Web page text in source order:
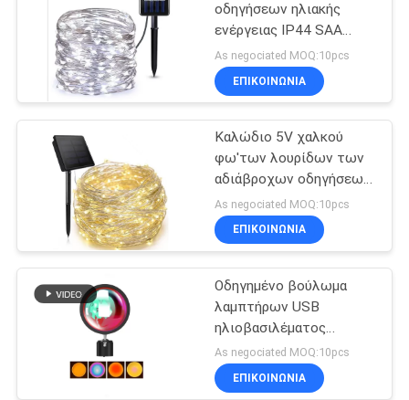
Φω'τα των
βιομηχανικών
υψηλών
οδηγήσεων κόλπων
UVC
αποστειρώνοντας
λαμπτήρας
οδηγήσεων ηλιακής
ενέργειας IP44 SAA
διαστημικά υπαίθρια
οδηγημένα φω'τα
λουρίδων
As negociated MOQ:10pcs
ΕΠΙΚΟΙΝΩΝΙΑ
Καλώδιο 5V χαλκού
φω'των λουρίδων των
αδιάβροχων οδηγήσεων
SAA IP44 για τη
διακόσμηση κήπων
As negociated MOQ:10pcs
ΕΠΙΚΟΙΝΩΝΙΑ
Οδηγημένο βούλωμα
λαμπτήρων USB
ηλιοβασιλέματος
επιτραπέζιου SAA
φωτοστεφάνου
κρεβατοκάμαρων νύχτα
As negociated MOQ:10pcs
ΕΠΙΚΟΙΝΩΝΙΑ